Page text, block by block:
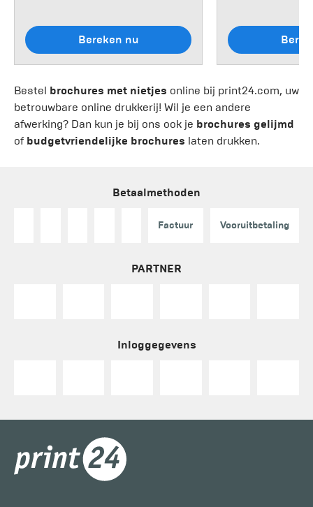
Bereken nu
Bestel brochures met nietjes online bij print24.com, uw
betrouwbare online drukkerij! Wil je een andere
afwerking? Dan kun je bij ons ook je brochures gelijmd
of budgetvriendelijke brochures laten drukken.
Betaalmethoden
Factuur Vooruitbetaling
PARTNER
Inloggegevens